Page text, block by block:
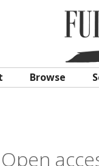
Browse
Open